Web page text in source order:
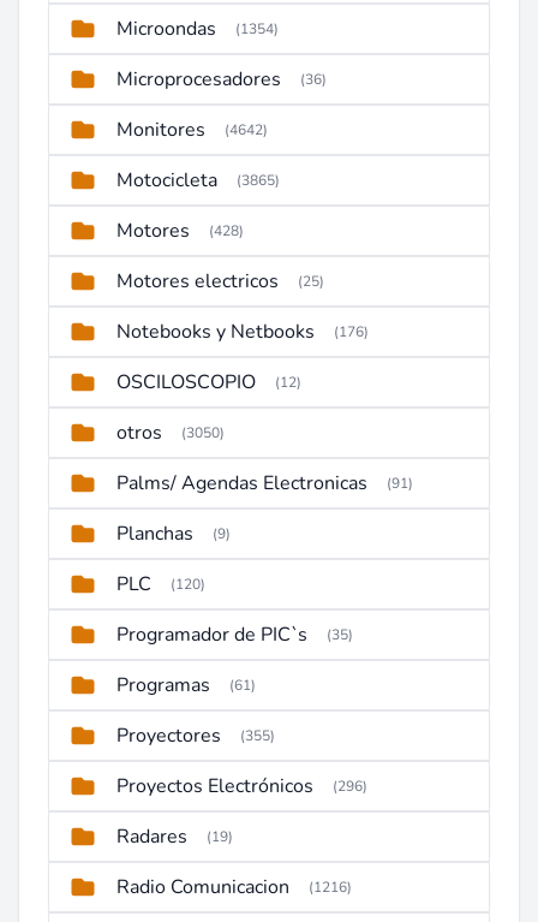
Microondas (1354)
Microprocesadores (36)
Monitores (4642)
Motocicleta (3865)
Motores (428)
Motores electricos (25)
Notebooks y Netbooks (176)
OSCILOSCOPIO (12)
otros (3050)
Palms/ Agendas Electronicas (91)
Planchas (9)
PLC (120)
Programador de PIC`s (35)
Programas (61)
Proyectores (355)
Proyectos Electrónicos (296)
Radares (19)
Radio Comunicacion (1216)